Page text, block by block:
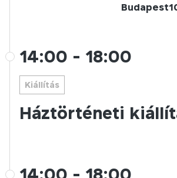
14:00 - 18:00
Kiállítás
Háztörténeti
14:00 - 18:00